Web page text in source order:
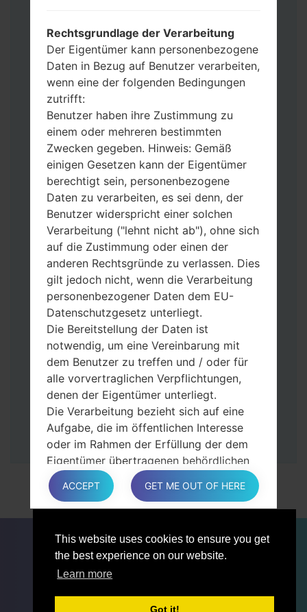
This website uses cookies to ensure you get
the best experience on our website.
Learn more
Got it!
anderen Fall wählen Sie HOME_CSC_***
um Ihre Daten zu speichern.
Jetzt schalten Sie das Gerät aus und
aktivieren Sie Download-Modus. Alle
Methoden, wie es geht:
Halten Sie die Power-, Lautstärke- und
Bixbi- Tasten gedrückt.
Halten Sie Lauter- und Leiser-Tasten
gedrückt. Schließen Sie das Telefon mit
einem USB-Kabel an den PC an.
Halten Sie die Power-, Lauter- und
Home-Tasten gedrückt.
Schließen Sie das USB-Kabel an und
halten Sie die Leiser- und Bixbi-Tasten
gedrückt.
Halten Sie die Power- und Lauter-
Tasten gedrückt.
Dann schließen Sie das Telefon an den PC
an, das Programm Odin erkennt Ihr Gerät
und „COM port number“ wird auf dem
Bildschirm angezeigt.
Geben Sie nur die „F. Reset”-Zeit und
„Auto-Rebot“ an.
Zum Schluss klicken Sie „Start“-Taste auf.
Ihr Gerät wird neu gestartet und von PC
getrennt.
Rechtsgrundlage der Verarbeitung
Der Eigentümer kann personenbezogene
Daten in Bezug auf Benutzer verarbeiten,
wenn eine der folgenden Bedingungen
zutrifft:
Benutzer haben ihre Zustimmung zu
einem oder mehreren bestimmten
Zwecken gegeben. Hinweis: Gemäß
einigen Gesetzen kann der Eigentümer
berechtigt sein, personenbezogene
Daten zu verarbeiten, es sei denn, der
Benutzer widerspricht einer solchen
Verarbeitung ("lehnt nicht ab"), ohne sich
auf die Zustimmung oder einen der
anderen Rechtsgründe zu verlassen. Dies
gilt jedoch nicht, wenn die Verarbeitung
personenbezogener Daten dem EU-
Datenschutzgesetz unterliegt.
Die Bereitstellung der Daten ist
notwendig, um eine Vereinbarung mit
dem Benutzer zu treffen und / oder für
alle vorvertraglichen Verpflichtungen,
denen der Eigentümer unterliegt.
Die Verarbeitung bezieht sich auf eine
Aufgabe, die im öffentlichen Interesse
oder im Rahmen der Erfüllung der dem
Eigentümer übertragenen behördlichen
Befugnisse ausgeführt wird.
Die Verarbeitung ist für berechtigte
Interessen des Eigentümers oder eines
In jedem Fall hilft der Eigentümer gerne
bei der Erläuterung des für die
Verarbeitung geltenden rechtlichen
Bereitstellung personenbezogener Daten
ACCEPT GET ME OUT OF HERE